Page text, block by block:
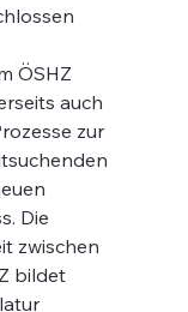
ÖSHZ
auch
zur
Die
zwischen
bildet